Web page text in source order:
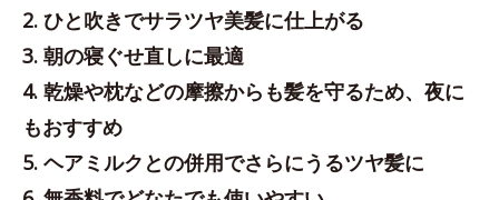
2. ひと吹きでサラツヤ美髪に仕上がる
3. 朝の寝ぐせ直しに最適
4. 乾燥や枕などの摩擦からも髪を守るため、夜に
もおすすめ
5. ヘアミルクとの併用でさらにうるツヤ髪に